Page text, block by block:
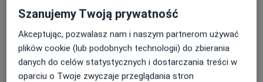
*Osocze Cellular Matrix BCT-HA
*USG zmian skórnych
*USG dzieci i dorosłych ( pełny zakres badań )
*leczenie trądziku młodzieńczego
*leczenie trądziku różowatego
USG opłucnej
Szczegóły
Peeling medyczny
Od 450 zł Szczegóły Umów wizytę
Szanujemy Twoją prywatność
Akceptując, pozwalasz nam i naszym partnerom używać
plików cookie (lub podobnych technologii) do zbierania
danych do celów statystycznych i dostarczania treści w
oparciu o Twoje zwyczaje przeglądania stron